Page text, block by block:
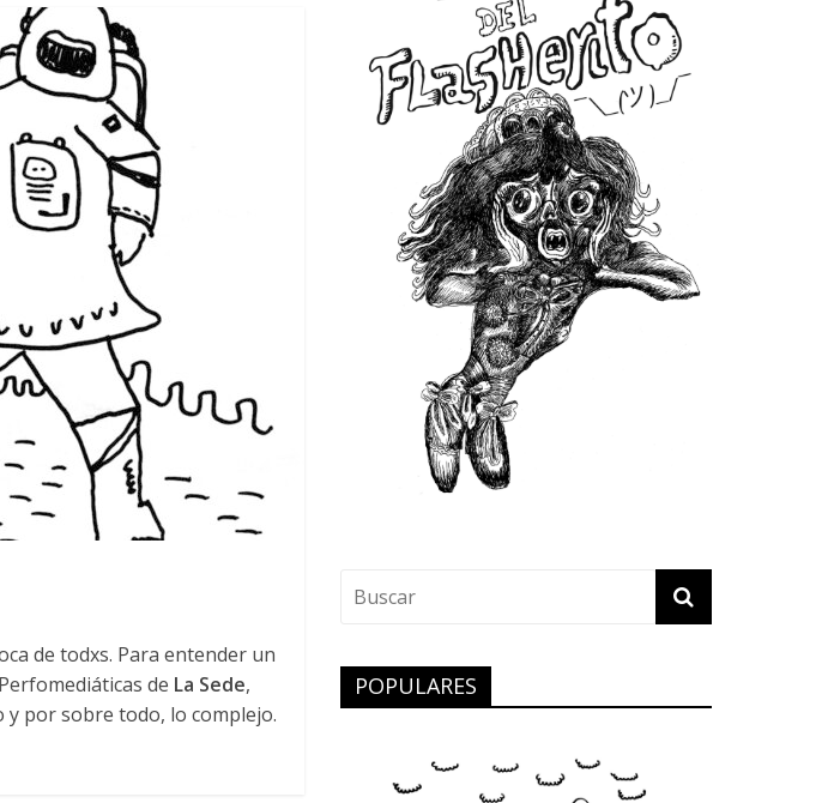
de todxs. Para entender un
de La Sede,
por sobre todo, lo complejo.
POPULARES